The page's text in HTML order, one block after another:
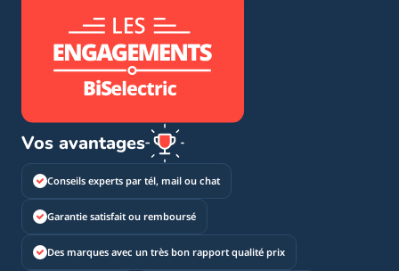
Vos avantages
Conseils experts par tél, mail ou chat
Garantie satisfait ou remboursé
Des marques avec un très bon rapport qualité prix